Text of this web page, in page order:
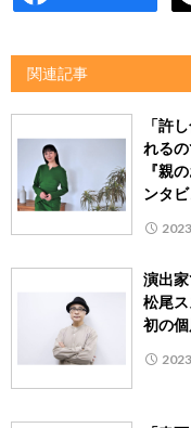
関連記事
「許
れる
『親
ンタビ
演出
松尾
初の個